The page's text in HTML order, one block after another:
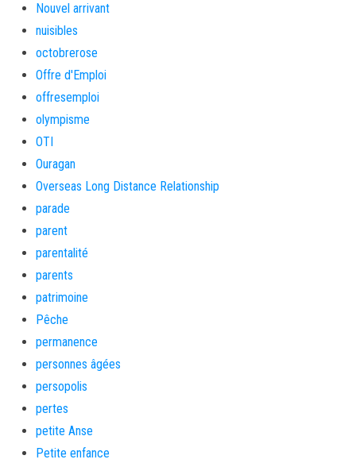
Nouvel arrivant
nuisibles
octobrerose
Offre d'Emploi
offresemploi
olympisme
OTI
Ouragan
Overseas Long Distance Relationship
parade
parent
parentalité
parents
patrimoine
Pêche
permanence
personnes âgées
persopolis
pertes
petite Anse
Petite enfance